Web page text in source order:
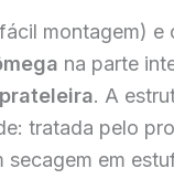
montagem)
na parte
. A
tratada pelo
em